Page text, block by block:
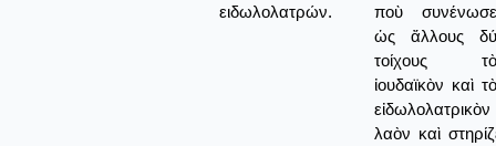
ειδωλολατρών.
ποὺ
ὡς ἄλλους
τοίχους
ἰουδαϊκὸν καὶ
εἰδωλολατρικὸν
λαὸν καὶ